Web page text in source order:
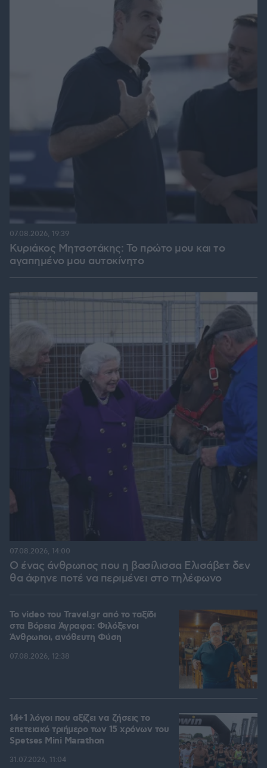
Κυριάκος Μητσοτάκης: Το πρώτο μου και το
αγαπημένο μου αυτοκίνητο
07.08.2026, 19:39
Ο ένας άνθρωπος που η βασίλισσα Ελισάβετ δεν
θα άφηνε ποτέ να περιμένει στο τηλέφωνο
07.08.2026, 14:00
To video του Travel.gr από το ταξίδι
στα Βόρεια Άγραφα: Φιλόξενοι
Άνθρωποι, ανόθευτη Φύση
07.08.2026, 12:38
14+1 λόγοι που αξίζει να ζήσεις το
επετειακό τριήμερο των 15 χρόνων του
Spetses Mini Marathon
31.07.2026, 11:04